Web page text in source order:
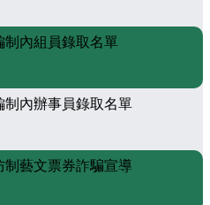
內組員錄取名單
內辦事員錄取名單
藝文票券詐騙宣導